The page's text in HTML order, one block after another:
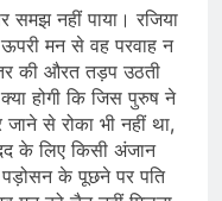
नहीं पाया। रजिया
मन से वह परवाह न
की औरत तड़प उठती
होगी कि जिस पुरुष ने
से रोका भी नहीं था,
के लिए किसी अंजान
के पूछने पर पति